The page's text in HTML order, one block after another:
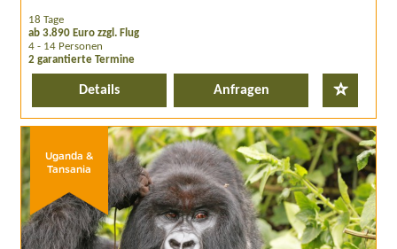
18 Tage
ab 3.890 Euro zzgl. Flug
4 - 14 Personen
2 garantierte Termine
Details Anfragen
Uganda &
Tansania